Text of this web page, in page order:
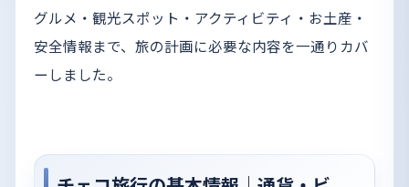
グルメ・観光スポット・アクティビティ・お土産・
安全情報まで、旅の計画に必要な内容を一通りカバ
ーしました。